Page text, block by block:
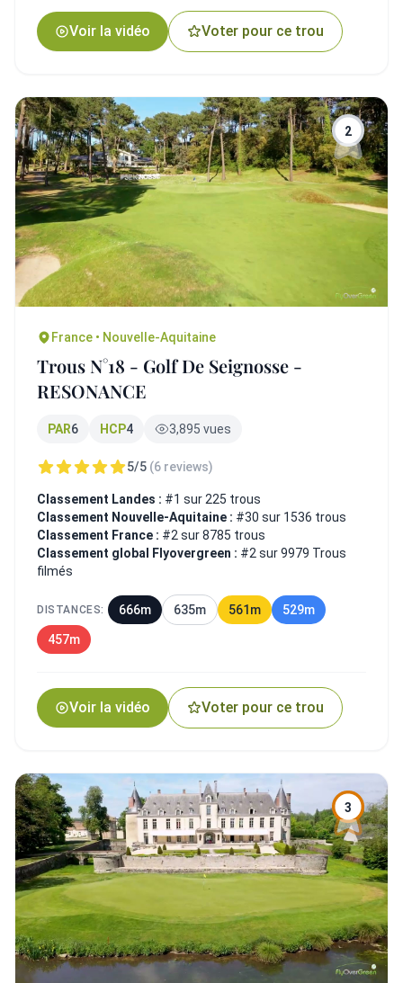
Voir la vidéo Voter pour ce trou
2
France • Nouvelle-Aquitaine
Trous N°18 - Golf De Seignosse -
RESONANCE
PAR6 HCP4 3,895 vues
5/5 (6 reviews)
Classement Landes : #1 sur 225 trous
Classement Nouvelle-Aquitaine : #30 sur 1536 trous
Classement France : #2 sur 8785 trous
Classement global Flyovergreen : #2 sur 9979 Trous
filmés
DISTANCES: 666m 635m 561m 529m
457m
Voir la vidéo Voter pour ce trou
3